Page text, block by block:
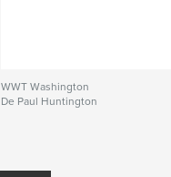
WWT Washington
De Paul Huntington